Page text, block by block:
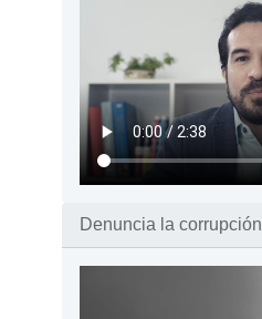
Denuncia la corrupción